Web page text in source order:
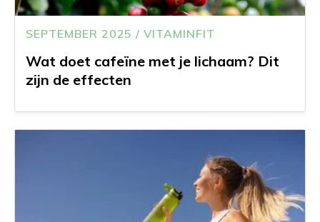
SEPTEMBER 2025 / VITAMINFIT
Wat doet cafeïne met je lichaam? Dit
zijn de effecten